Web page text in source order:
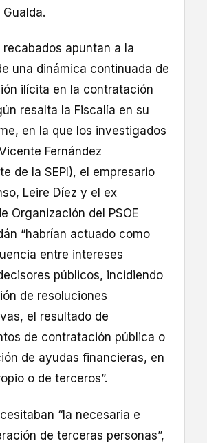
Gualda.
recabados apuntan a la
una dinámica continuada de
ilícita en la contratación
resalta la Fiscalía en su
en la que los investigados
Fernández
de la SEPI), el empresario
Leire Díez y el ex
Organización del PSOE
“habrían actuado como
entre intereses
públicos, incidiendo
de resoluciones
el resultado de
de contratación pública o
de ayudas financieras, en
o de terceros”.
“la necesaria e
de terceras personas”,